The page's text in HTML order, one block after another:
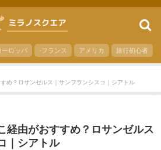
ーロッパ -フランス アメリカ 旅行初心者
め？ロサンゼルス｜サンフランシスコ｜シアトル
経由がおすすめ？ロサンゼルス
｜シアトル